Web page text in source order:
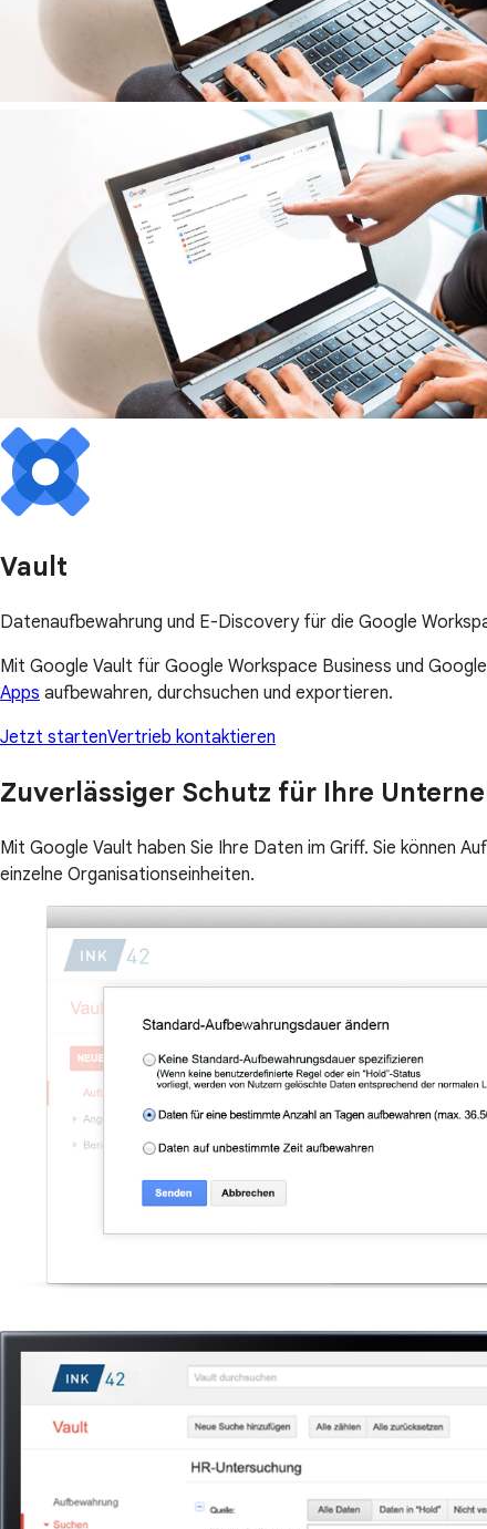
Vault
Datenaufbewahrung und E-Discovery für die Google
Mit Google Vault für Google Workspace Business und
Apps aufbewahren, durchsuchen und exportieren.
Jetzt startenVertrieb kontaktieren
Zuverlässiger Schutz für Ihre
Mit Google Vault haben Sie Ihre Daten im Griff. Sie können
einzelne Organisationseinheiten.